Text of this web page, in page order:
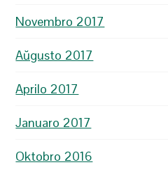
Novembro 2017
Aŭgusto 2017
Aprilo 2017
Januaro 2017
Oktobro 2016